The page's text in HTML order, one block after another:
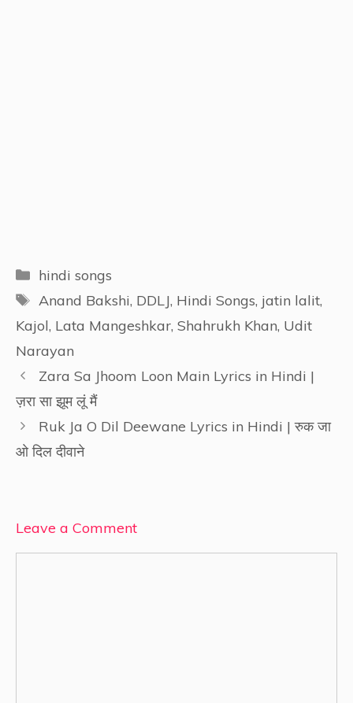
Categories
hindi songs
Tags
Anand Bakshi, DDLJ, Hindi Songs, jatin lalit,
Kajol, Lata Mangeshkar, Shahrukh Khan, Udit
Narayan
Zara Sa Jhoom Loon Main Lyrics in Hindi |
ज़रा सा झूम लूं मैं
Ruk Ja O Dil Deewane Lyrics in Hindi | रुक जा
ओ दिल दीवाने
Leave a Comment